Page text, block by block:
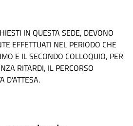
IN QUESTA SEDE, DEVONO
EFFETTUATI NEL PERIODO CHE
E IL SECONDO COLLOQUIO, PER
RITARDI, IL PERCORSO
D’ATTESA.